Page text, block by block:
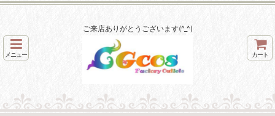
ご来店ありがとうございます(^_^)
メニュー カート